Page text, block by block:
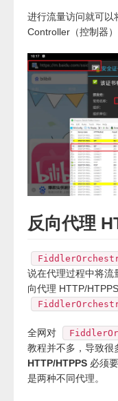
进行流量访问就可
Controller（控制器）
反向代理
说在代理过程中将流
向代理 HTTP/
全网对
教程并不多，导致很
HTTP/HTPPS 必须
是两种不同代理。